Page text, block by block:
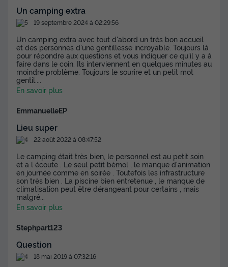
Un camping extra
19 septembre 2024 à 02:29:56
Un camping extra avec tout d'abord un très bon accueil
et des personnes d'une gentillesse incroyable. Toujours là
pour répondre aux questions et vous indiquer ce qu'il y a à
faire dans le coin. Ils interviennent en quelques minutes au
moindre problème. Toujours le sourire et un petit mot
gentil.
En savoir plus
EmmanuelleEP
Lieu super
22 août 2022 à 08:47:52
Le camping était très bien, le personnel est au petit soin
et a l écoute . Le seul petit bémol , le manque d'animation
en journée comme en soirée . Toutefois les infrastructure
son très bien . La piscine bien entretenue , le manque de
climatisation peut être dérangeant pour certains , mais
malgré
En savoir plus
Stephpart123
Question
18 mai 2019 à 07:32:16